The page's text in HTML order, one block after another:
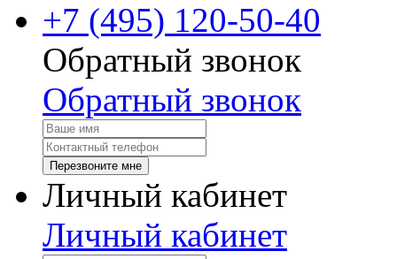
+7 (495) 120-50-40
Обратный звонок
Обратный звонок
Перезвоните мне
Личный кабинет
Личный кабинет